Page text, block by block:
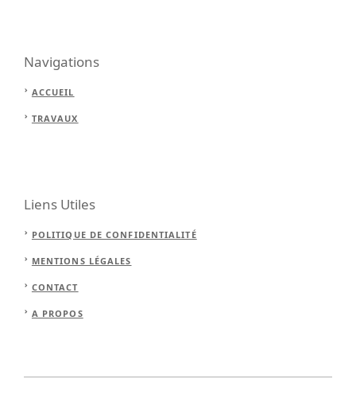
Navigations
ACCUEIL
TRAVAUX
Liens Utiles
POLITIQUE DE CONFIDENTIALITÉ
MENTIONS LÉGALES
CONTACT
A PROPOS